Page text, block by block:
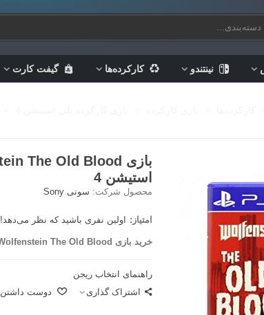
نینتندو کارکرده‌ها گیفت کارت
استیشن 4
محصول شرکت: سونی Sony
امتیاز: اولین نفری باشید که نظر می‌دهد!
خرید بازی Wolfenstein The Old Blood کارکرده برای PS4
راهنمای انتخاب ریجن
اشتراک گذاری
دوست داشتن